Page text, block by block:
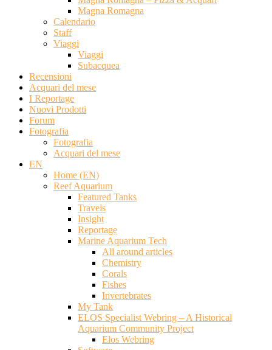
Magna Romagna
Calendario
Staff
Viaggi
Viaggi
Subacquea
Recensioni
Acquari del mese
I Reportage
Nuovi Prodotti
Forum
Fotografia
Fotografia
Acquari del mese
EN
Home (EN)
Reef Aquarium
Featured Tanks
Travels
Insight
Reportage
Marine Aquarium Tech
All around articles
Chemistry
Corals
Fishes
Invertebrates
My Tank
ELOS Specialist Webring – A Historical
Aquarium Community Project
Elos Webring